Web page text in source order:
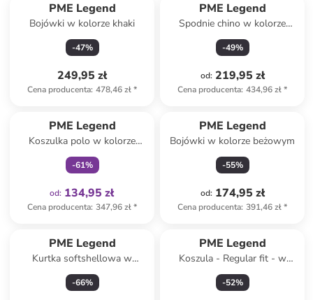
PME Legend
Bojówki w kolorze khaki
-47%
249,95 zł
Cena producenta: 478,46 zł*
PME Legend
Spodnie chino w kolorze
karmelowym
-49%
od: 219,95 zł
Cena producenta: 434,96 zł*
PME Legend
Koszulka polo w kolorze
kremowym
-61%
od: 134,95 zł
Cena producenta: 347,96 zł*
PME Legend
Bojówki w kolorze beżowym
-55%
od: 174,95 zł
Cena producenta: 391,46 zł*
PME Legend
Kurtka softshellowa w
kolorze czarnym
-66%
PME Legend
Koszula - Regular fit - w
kolorze granatowym
-52%